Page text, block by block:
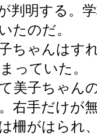
判明する。
たのだ。
ちゃんはす
っていた。
美子ちゃん
右手だけが
柵がはられ